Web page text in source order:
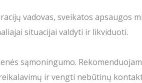
vadovas, sveikatos apsaugos
situacijai valdyti ir likviduoti.
sąmoningumo.
ir vengti nebūtinų